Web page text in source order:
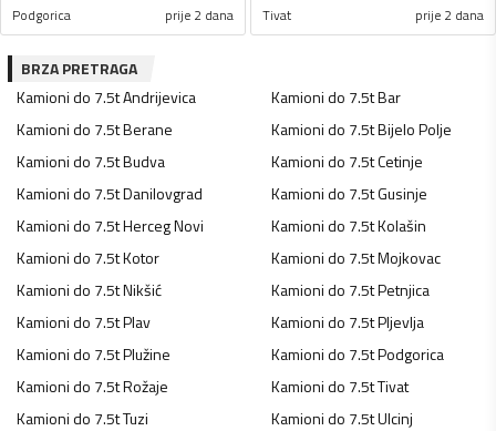
Podgorica prije 2 dana Tivat prije 2 dana
BRZA PRETRAGA
Kamioni do 7.5tAndrijevica Kamioni do 7.5tBar
Kamioni do 7.5tBerane Kamioni do 7.5tBijelo Polje
Kamioni do 7.5tBudva Kamioni do 7.5tCetinje
Kamioni do 7.5tDanilovgrad Kamioni do 7.5tGusinje
Kamioni do 7.5tHerceg Novi Kamioni do 7.5tKolašin
Kamioni do 7.5tKotor Kamioni do 7.5tMojkovac
Kamioni do 7.5tNikšić Kamioni do 7.5tPetnjica
Kamioni do 7.5tPlav Kamioni do 7.5tPljevlja
Kamioni do 7.5tPlužine Kamioni do 7.5tPodgorica
Kamioni do 7.5tRožaje Kamioni do 7.5tTivat
Kamioni do 7.5tTuzi Kamioni do 7.5tUlcinj